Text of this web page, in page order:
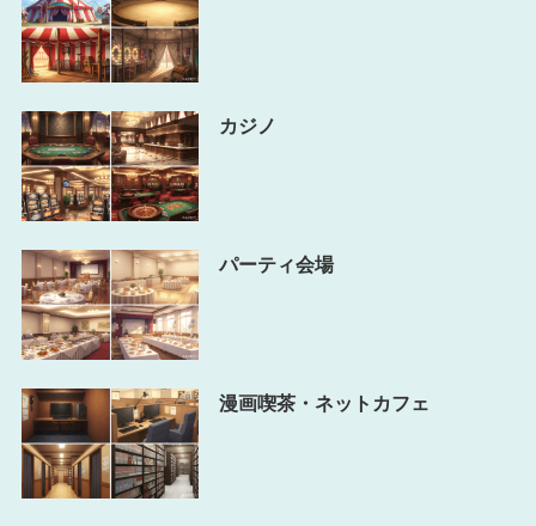
カジノ
パーティ会場
漫画喫茶・ネットカフェ